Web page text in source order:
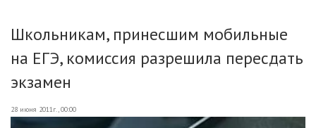
Школьникам, принесшим мобильные
на ЕГЭ, комиссия разрешила пересдать
экзамен
28 июня 2011г., 00:00